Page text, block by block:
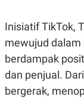
Inisiatif TikTok,
mewujud dalam
berdampak
dan penjual.
bergerak,